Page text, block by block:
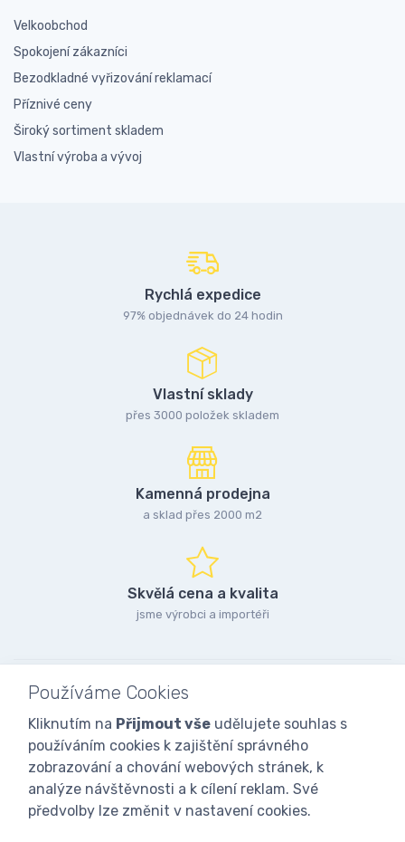
Velkoobchod
Spokojení zákazníci
Bezodkladné vyřizování reklamací
Příznivé ceny
Široký sortiment skladem
Vlastní výroba a vývoj
Rychlá expedice
97% objednávek do 24 hodin
Vlastní sklady
přes 3000 položek skladem
Kamenná prodejna
a sklad přes 2000 m2
Skvělá cena a kvalita
jsme výrobci a importéři
Používáme Cookies
Kliknutím na Přijmout vše udělujete souhlas s
používáním cookies k zajištění správného
zobrazování a chování webových stránek, k
analýze návštěvnosti a k cílení reklam. Své
předvolby lze změnit v nastavení cookies.